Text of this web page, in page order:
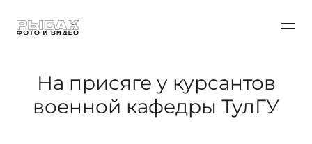
На присяге у курсантов
военной кафедры ТулГУ